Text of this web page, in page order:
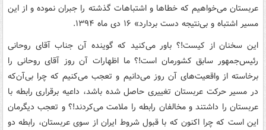
عربستان می‌خواهیم که خطاها و اشتباهات گذشته را جبران نموده و از این
مسیر اشتباه و بی‌نتیجه دست بردارد» ۱۶ دی ماه ۱۳۹۴.
این سخنان از کیست!؟ باور می‌کنید که گوینده آن جناب آقای روحانی
رئیس‌جمهور سابق کشورمان است!؟ ما اظهارات آن روز آقای روحانی را
برخاسته از واقعیت‌های آن روز می‌دانیم و تعجب می‌کنیم که چرا بی‌آن‌که
در مسیر حرکت عربستان تغییری حاصل شده باشد، داعیه برقراری رابطه با
عربستان را داشتند و مخالفان رابطه را ملامت می‌کردند!؟ و تعجب دیگرمان
این است که چرا اکنون که با قبول شروط ایران از سوی عربستان، رابطه دو